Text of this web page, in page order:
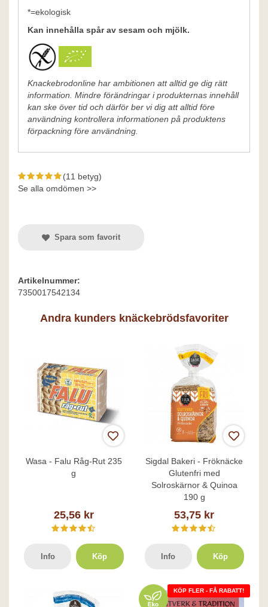
*=ekologisk
Kan innehålla spår av sesam och mjölk.
Knackebrodonline har ambitionen att alltid ge dig rätt
information. Mindre förändringar i produkternas innehåll
kan ske över tid och därför ber vi dig att alltid före
användning kontrollera informationen på produktens
förpackning före användning.
(11 betyg)
Se alla omdömen >>
Spara som favorit
Artikelnummer:
7350017542134
Andra kunders knäckebrödsfavoriter
Wasa - Falu Råg-Rut 235
g
25,56 kr
Info Köp
Sigdal Bakeri - Fröknäcke
Glutenfri med
Solroskärnor & Quinoa
190 g
53,75 kr
Info Köp
KÖP FLER - FÅ RABATT!